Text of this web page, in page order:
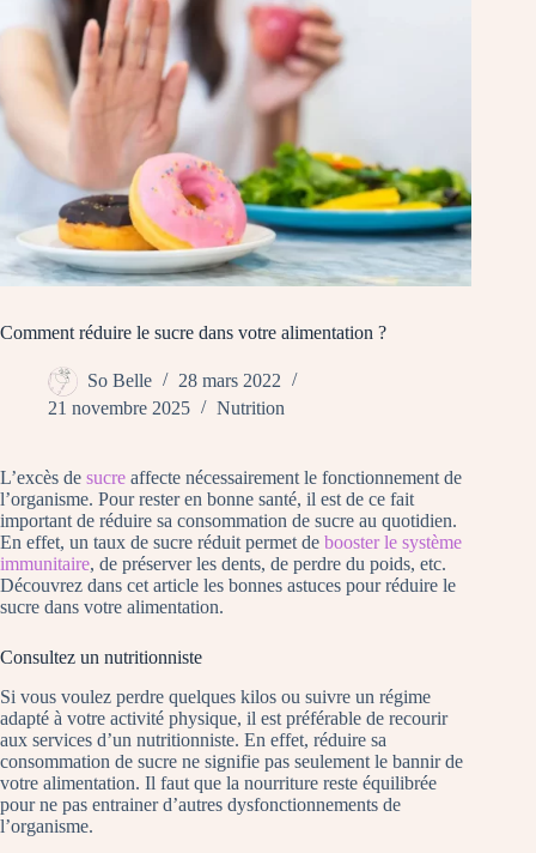
Comment réduire le sucre dans votre alimentation ?
So Belle
28 mars 2022
21 novembre 2025
Nutrition
L’excès de sucre affecte nécessairement le fonctionnement de
l’organisme. Pour rester en bonne santé, il est de ce fait
important de réduire sa consommation de sucre au quotidien.
En effet, un taux de sucre réduit permet de booster le système
immunitaire, de préserver les dents, de perdre du poids, etc.
Découvrez dans cet article les bonnes astuces pour réduire le
sucre dans votre alimentation.
Consultez un nutritionniste
Si vous voulez perdre quelques kilos ou suivre un régime
adapté à votre activité physique, il est préférable de recourir
aux services d’un nutritionniste. En effet, réduire sa
consommation de sucre ne signifie pas seulement le bannir de
votre alimentation. Il faut que la nourriture reste équilibrée
pour ne pas entrainer d’autres dysfonctionnements de
l’organisme.